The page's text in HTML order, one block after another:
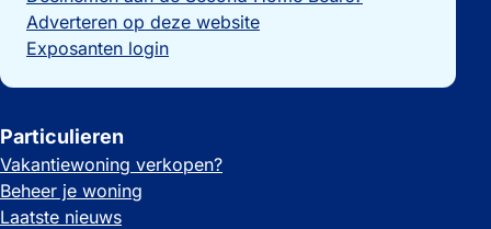
Adverteren op deze website
Exposanten login
Particulieren
Vakantiewoning verkopen?
Beheer je woning
Laatste nieuws